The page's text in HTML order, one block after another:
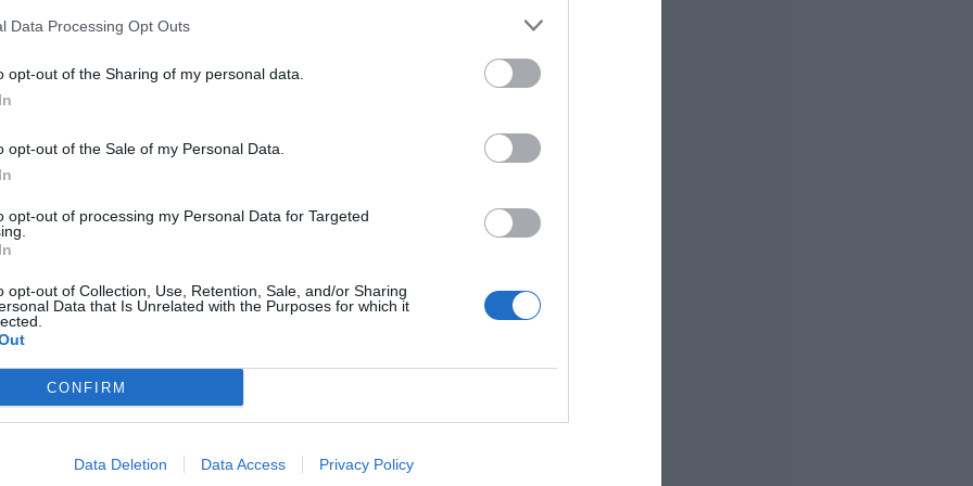
Data Processing Opt Outs
opt-out of the Sharing of my personal data.
opt-out of the Sale of my Personal Data.
opt-out of processing my Personal Data for Targeted
opt-out of Collection, Use, Retention, Sale, and/or Sharing
Data that Is Unrelated with the Purposes for which it
CONFIRM
Data Deletion Data Access Privacy Policy
San Juan en Alicante en la edición de 2026
Beitia.
de Baver-Els Antigons, que ha quedado en
posición ha ido a parar para la comisión